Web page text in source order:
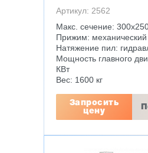
Артикул: 2562
Макс. сечение:
Прижим: механический
Натяжение пил:
Мощность главного
КВт
Вес: 1600 кг
Запросить
цену